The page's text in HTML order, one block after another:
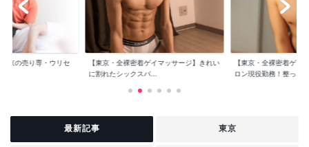
京の売り専・ウリセ
【東京・全裸密着ゲイマッサージ】きれい
に割れたシックスパ...
【東京・全裸密着ゲイ
ロン現役勤務！整っ...
最新記事 東京